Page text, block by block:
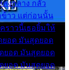
ลงกลาง กลัว
ข้าว แต่ก่อนนั้น
ราวนี้เธอยิ้มให้
ยอด มันสุดยอด
ยอด มันสุดยอด
ยอด มันสุดยอด